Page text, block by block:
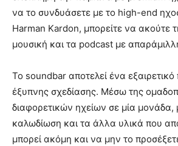
να το συνδυάσετε με το high-end
Harman Kardon, μπορείτε να ακούτε
μουσική και τα podcast με
Το soundbar αποτελεί ένα
έξυπνης σχεδίασης. Μέσω της
διαφορετικών ηχείων σε μία μονάδα,
καλωδίωση και τα άλλα υλικά που
μπορεί ακόμη και να μην το